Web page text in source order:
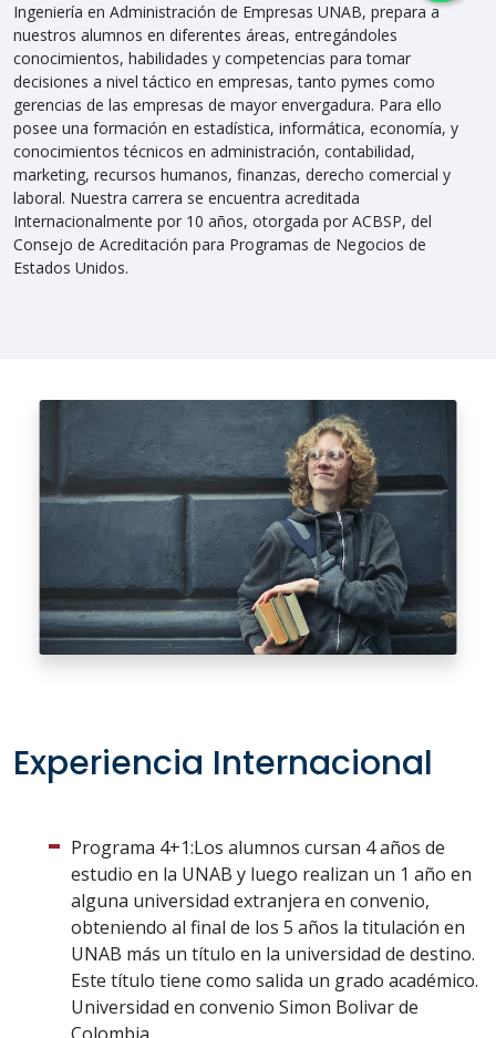
Ingeniería en Administración de Empresas UNAB, prepara a
nuestros alumnos en diferentes áreas, entregándoles
conocimientos, habilidades y competencias para tomar
decisiones a nivel táctico en empresas, tanto pymes como
gerencias de las empresas de mayor envergadura. Para ello
posee una formación en estadística, informática, economía, y
conocimientos técnicos en administración, contabilidad,
marketing, recursos humanos, finanzas, derecho comercial y
laboral. Nuestra carrera se encuentra acreditada
Internacionalmente por 10 años, otorgada por ACBSP, del
Consejo de Acreditación para Programas de Negocios de
Estados Unidos.
Experiencia Internacional
Programa 4+1:Los alumnos cursan 4 años de
estudio en la UNAB y luego realizan un 1 año en
alguna universidad extranjera en convenio,
obteniendo al final de los 5 años la titulación en
UNAB más un título en la universidad de destino.
Este título tiene como salida un grado académico.
Universidad en convenio Simon Bolivar de